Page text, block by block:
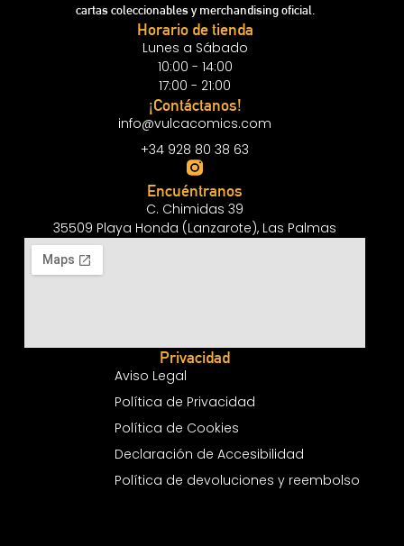
cartas coleccionables y merchandising oficial.
Horario de tienda
Lunes a Sábado
10:00 - 14:00
17:00 - 21:00
¡Contáctanos!
info@vulcacomics.com
+34 928 80 38 63
Encuéntranos
C. Chimidas 39
35509 Playa Honda (Lanzarote), Las Palmas
Privacidad
Aviso Legal
Política de Privacidad
Política de Cookies
Declaración de Accesibilidad
Política de devoluciones y reembolso